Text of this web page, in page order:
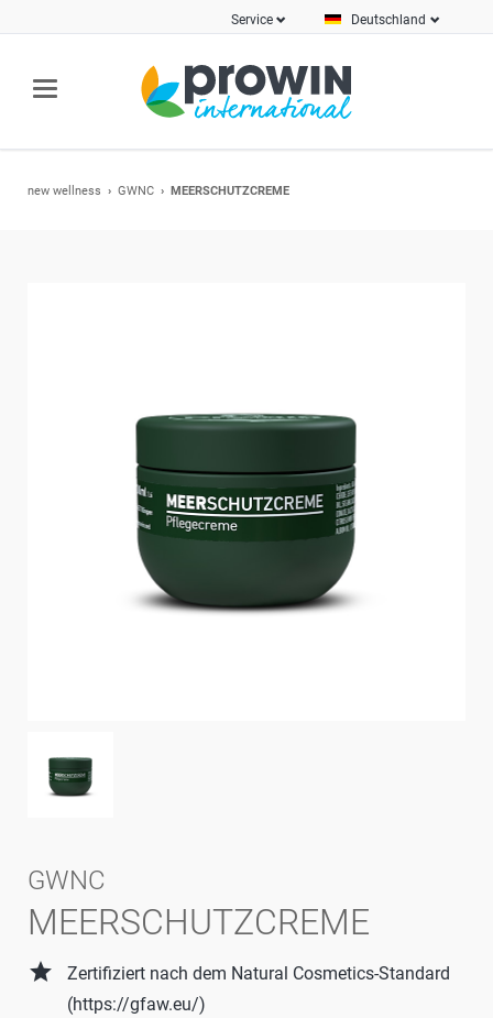
Deutschland
Service
new wellness GWNC MEERSCHUTZCREME
GWNC
MEERSCHUTZCREME
grade
Zertifiziert nach dem Natural Cosmetics-Standard
(https://gfaw.eu/)